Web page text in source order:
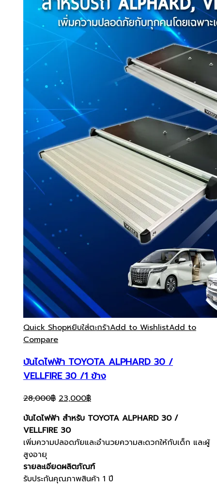
Quick Shopหยิบใส่ตะกร้าAdd to WishlistAdd to
Compare
บันไดไฟฟ้า TOYOTA ALPHARD 30 /
VELLFIRE 30 /1 ข้าง
28,000฿ Original
was:
28,000฿.
23,000฿Current
is:
บันไดไฟฟ้า สำหรับ TOYOTA ALPHARD 30 /
VELLFIRE 30
เพิ่มความปลอดภัยและอำนวยความสะดวกให้กับเด็ก และผู้
สูงอายุ
รายละเอียดผลิตภัณฑ์
รับประกันคุณภาพสินค้า 1 ปี